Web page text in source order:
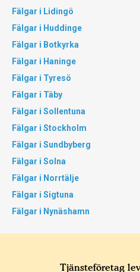
Fälgar i Lidingö
Fälgar i Huddinge
Fälgar i Botkyrka
Fälgar i Haninge
Fälgar i Tyresö
Fälgar i Täby
Fälgar i Sollentuna
Fälgar i Stockholm
Fälgar i Sundbyberg
Fälgar i Solna
Fälgar i Norrtälje
Fälgar i Sigtuna
Fälgar i Nynäshamn
Tjänsteföretag